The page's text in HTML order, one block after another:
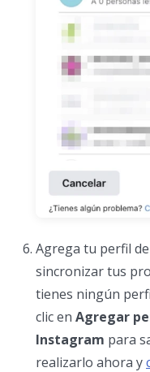
Agrega tu perfil
sincronizar tus
tienes ningún
clic en Agregar
Instagram para
realizarlo ahora y